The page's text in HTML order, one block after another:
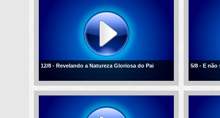
12/8 - Revelando a Natureza Gloriosa do Pai 5/8 - E não